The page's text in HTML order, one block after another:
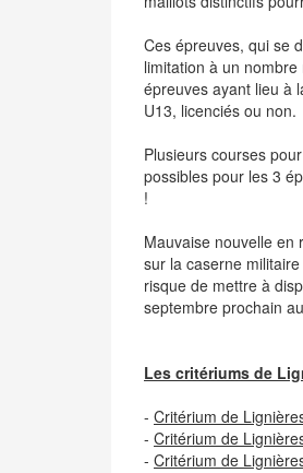
Ces épreuves, qui se
limitation à un
épreuves ayant lieu à
U13, licenciés ou non.
Plusieurs courses
possibles pour les 3
!
Mauvaise nouvelle en
sur la caserne
risque de mettre à
septembre prochain
Les critériums de
- Critérium de
- Critérium de
- Critérium de